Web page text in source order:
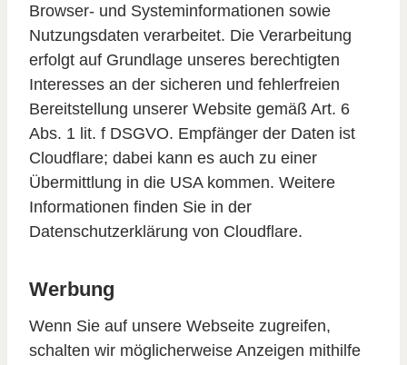
Browser- und Systeminformationen sowie
Nutzungsdaten verarbeitet. Die Verarbeitung
erfolgt auf Grundlage unseres berechtigten
Interesses an der sicheren und fehlerfreien
Bereitstellung unserer Website gemäß Art. 6
Abs. 1 lit. f DSGVO. Empfänger der Daten ist
Cloudflare; dabei kann es auch zu einer
Übermittlung in die USA kommen. Weitere
Informationen finden Sie in der
Datenschutzerklärung von Cloudflare.
Werbung
Wenn Sie auf unsere Webseite zugreifen,
schalten wir möglicherweise Anzeigen mithilfe